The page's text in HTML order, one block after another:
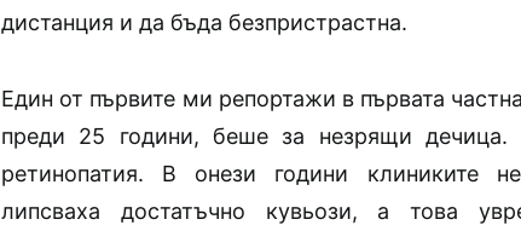
дистанция и да бъда безпристрастна.
Един от първите ми репортажи в първата
преди 25 години, беше за незрящи дечица.
ретинопатия. В онези години клиниките
липсваха достатъчно кувьози, а това